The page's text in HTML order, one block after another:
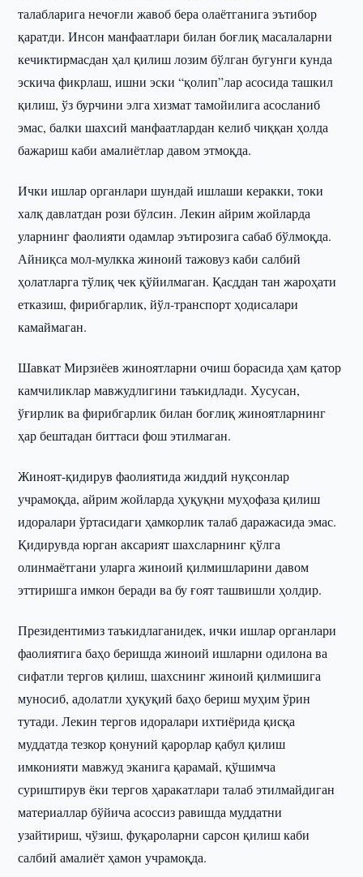
талабларига нечоғли жавоб бера олаётганига эътибор
қаратди. Инсон манфаатлари билан боғлиқ масалаларни
кечиктирмасдан ҳал қилиш лозим бўлган бугунги кунда
эскича фикрлаш, ишни эски “қолип”лар асосида ташкил
қилиш, ўз бурчини элга хизмат тамойилига асосланиб
эмас, балки шахсий манфаатлардан келиб чиққан ҳолда
бажариш каби амалиётлар давом этмоқда.
Ички ишлар органлари шундай ишлаши керакки, токи
халқ давлатдан рози бўлсин. Лекин айрим жойларда
уларнинг фаолияти одамлар эътирозига сабаб бўлмоқда.
Айниқса мол-мулкка жиноий тажовуз каби салбий
ҳолатларга тўлиқ чек қўйилмаган. Қасддан тан жароҳати
етказиш, фирибгарлик, йўл-транспорт ҳодисалари
камаймаган.
Шавкат Мирзиёев жиноятларни очиш борасида ҳам қатор
камчиликлар мавжудлигини таъкидлади. Хусусан,
ўғирлик ва фирибгарлик билан боғлиқ жиноятларнинг
ҳар бештадан биттаси фош этилмаган.
Жиноят-қидирув фаолиятида жиддий нуқсонлар
учрамоқда, айрим жойларда ҳуқуқни муҳофаза қилиш
идоралари ўртасидаги ҳамкорлик талаб даражасида эмас.
Қидирувда юрган аксарият шахсларнинг қўлга
олинмаётгани уларга жиноий қилмишларини давом
эттиришга имкон беради ва бу ғоят ташвишли ҳолдир.
Президентимиз таъкидлаганидек, ички ишлар органлари
фаолиятига баҳо беришда жиноий ишларни одилона ва
сифатли тергов қилиш, шахснинг жиноий қилмишига
муносиб, адолатли ҳуқуқий баҳо бериш муҳим ўрин
тутади. Лекин тергов идоралари ихтиёрида қисқа
муддатда тезкор қонуний қарорлар қабул қилиш
имконияти мавжуд эканига қарамай, қўшимча
суриштирув ёки тергов ҳаракатлари талаб этилмайдиган
материаллар бўйича асоссиз равишда муддатни
узайтириш, чўзиш, фуқароларни сарсон қилиш каби
салбий амалиёт ҳамон учрамоқда.